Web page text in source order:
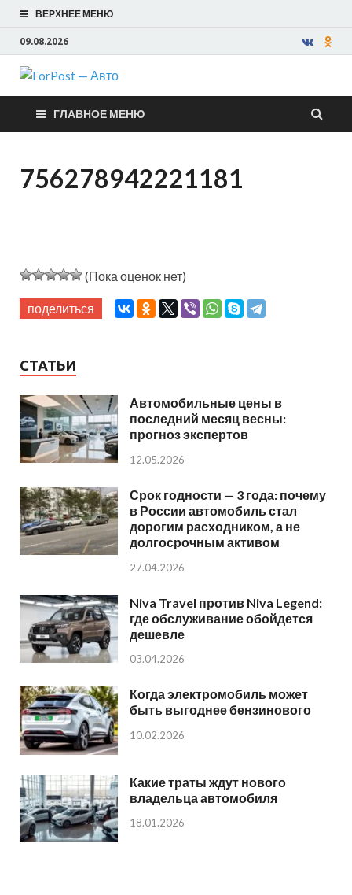
ВЕРХНЕЕ МЕНЮ
09.08.2026
ForPost —
Авто
ГЛАВНОЕ МЕНЮ
756278942221181
(Пока оценок нет)
поделиться
СТАТЬИ
Автомобильные цены в
последний месяц весны:
прогноз экспертов
12.05.2026
Срок годности — 3 года: почему
в России автомобиль стал
дорогим расходником, а не
долгосрочным активом
27.04.2026
Niva Travel против Niva Legend:
где обслуживание обойдется
дешевле
03.04.2026
Когда электромобиль может
быть выгоднее бензинового
10.02.2026
Какие траты ждут нового
владельца автомобиля
18.01.2026